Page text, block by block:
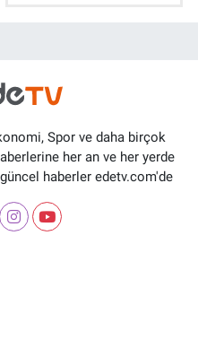
Spor ve daha birçok
her an ve her yerde
haberler edetv.com'de